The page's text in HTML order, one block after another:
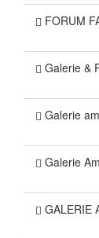
FORUM
Galerie &
Galerie
Galerie
GALERIE